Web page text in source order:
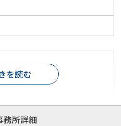
務所詳細
を読む